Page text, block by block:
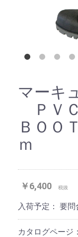
マーキ
ＰＶ
ＢＯ
ｍ
￥6,400 税抜
入荷予定： 要問
カタログページ